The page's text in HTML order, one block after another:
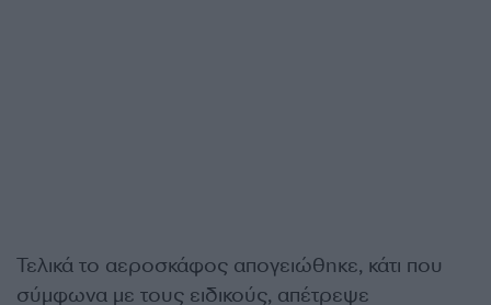
Τελικά το αεροσκάφος απογειώθηκε, κάτι που
σύμφωνα με τους ειδικούς, απέτρεψε